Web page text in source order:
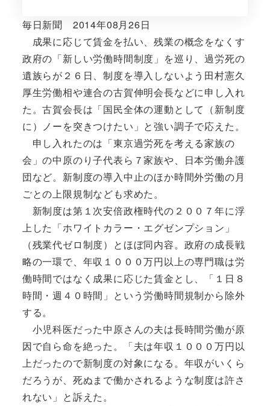
毎日新聞 2014年08月26日
成果に応じて賃金を払い、残業の概念をなくす
政府の「新しい労働時間制度」を巡り、過労死の
遺族らが２６日、制度を導入しないよう田村憲久
厚生労働相や連合の古賀伸明会長などに申し入れ
た。古賀会長は「国民全体の運動として（新制度
に）ノーを突きつけたい」と強い調子で応えた。
申し入れたのは「東京過労死を考える家族の
会」の中原のり子代表ら７家族や、日本労働弁護
団など。新制度の導入中止のほか時間外労働の月
ごとの上限規制なども求めた。
新制度は第１次安倍政権時代の２００７年に浮
上した「ホワイトカラー・エグゼンプション」
（残業代ゼロ制度）とほぼ同内容。政府の成長戦
略の一環で、年収１０００万円以上の専門職は労
働時間ではなく成果に応じた賃金とし、「１日８
時間・週４０時間」という労働時間規制から除外
する。
小児科医だった中原さんの夫は長時間労働が原
因で自ら命を絶った。「夫は年収１０００万円以
上だったので新制度の対象になる。年収がいくら
だろうが、死ぬまで働かされるような制度は許さ
れない」と訴えた。